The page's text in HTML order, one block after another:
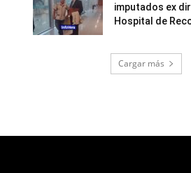
imputados ex
Hospital de
Cargar más